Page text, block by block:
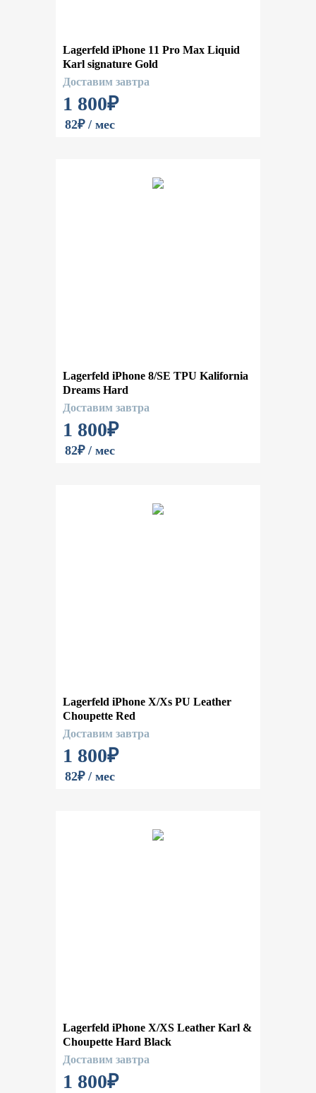
Lagerfeld iPhone 11 Pro Max Liquid
Karl signature Gold
Доставим завтра
1 800₽
82₽ / мес
Lagerfeld iPhone 8/SE TPU Kalifornia
Dreams Hard
Доставим завтра
1 800₽
82₽ / мес
Lagerfeld iPhone X/Xs PU Leather
Choupette Red
Доставим завтра
1 800₽
82₽ / мес
Lagerfeld iPhone X/XS Leather Karl &
Choupette Hard Black
Доставим завтра
1 800₽